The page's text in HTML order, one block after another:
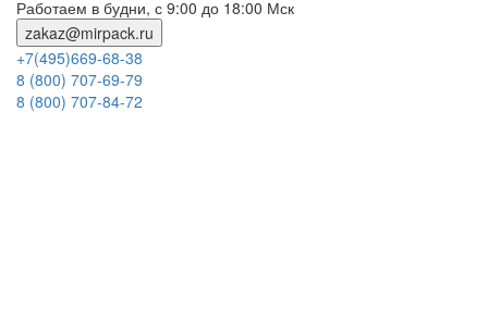
Работаем в будни, с 9:00 до 18:00 Мск
zakaz@mirpack.ru
+7(495)669-68-38
8 (800) 707-69-79
8 (800) 707-84-72